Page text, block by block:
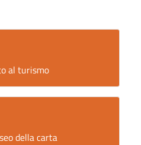
al turismo
della carta